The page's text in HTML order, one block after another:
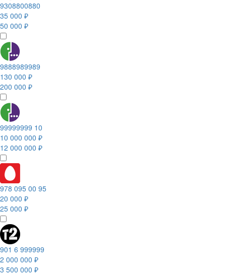
9308800880
35 000 ₽
50 000 ₽
9888989989
130 000 ₽
200 000 ₽
99999999 10
10 000 000 ₽
12 000 000 ₽
978 095 00 95
20 000 ₽
25 000 ₽
901 6 999999
2 000 000 ₽
3 500 000 ₽